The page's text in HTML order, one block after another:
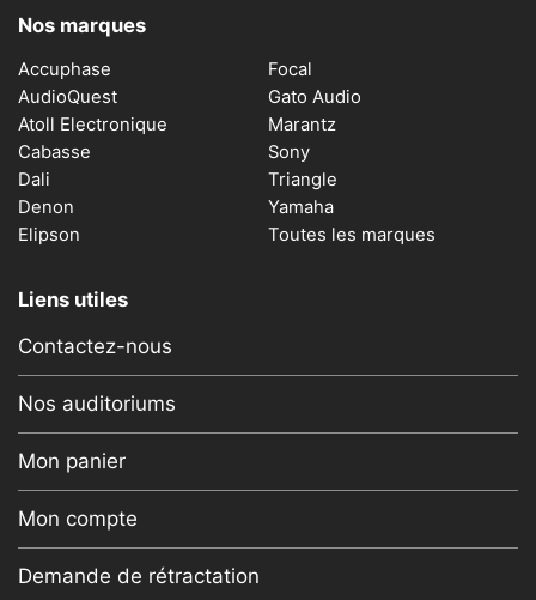
Nos marques
Accuphase
AudioQuest
Atoll Electronique
Cabasse
Dali
Denon
Elipson
Focal
Gato Audio
Marantz
Sony
Triangle
Yamaha
Toutes les marques
Liens utiles
Contactez-nous
Nos auditoriums
Mon panier
Mon compte
Demande de rétractation